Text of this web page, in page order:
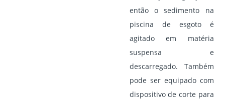
então o sedimento na
piscina de esgoto é
agitado em matéria
suspensa e
descarregado. Também
pode ser equipado com
dispositivo de corte para